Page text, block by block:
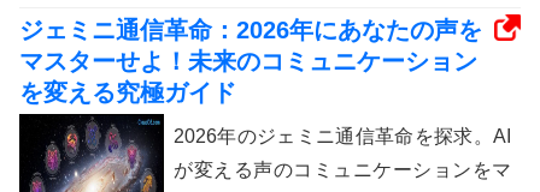
ジェミニ通信革命：2026年にあなたの声を
マスターせよ！未来のコミュニケーション
を変える究極ガイド
2026年のジェミニ通信革命を探求。AI
が変える声のコミュニケーションをマ